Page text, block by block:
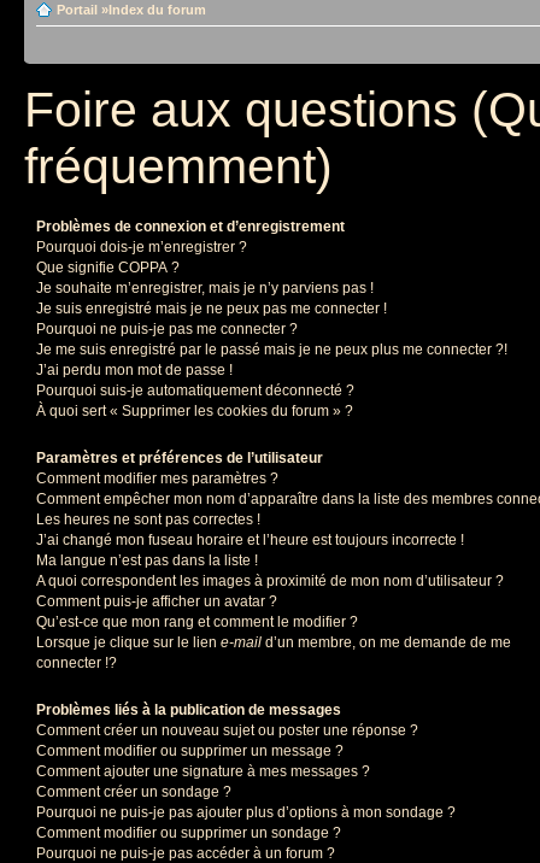
Portail »Index du forum
Foire aux questions
fréquemment)
Problèmes de connexion et d’enregistrement
Pourquoi dois-je m’enregistrer ?
Que signifie COPPA ?
Je souhaite m’enregistrer, mais je n’y parviens pas !
Je suis enregistré mais je ne peux pas me connecter !
Pourquoi ne puis-je pas me connecter ?
Je me suis enregistré par le passé mais je ne peux plus me connecter ?!
J’ai perdu mon mot de passe !
Pourquoi suis-je automatiquement déconnecté ?
À quoi sert « Supprimer les cookies du forum » ?
Paramètres et préférences de l’utilisateur
Comment modifier mes paramètres ?
Comment empêcher mon nom d’apparaître dans la liste des membres
Les heures ne sont pas correctes !
J’ai changé mon fuseau horaire et l’heure est toujours incorrecte !
Ma langue n’est pas dans la liste !
A quoi correspondent les images à proximité de mon nom d’utilisateur ?
Comment puis-je afficher un avatar ?
Qu’est-ce que mon rang et comment le modifier ?
Lorsque je clique sur le lien e-mail d’un membre, on me demande de me
connecter !?
Problèmes liés à la publication de messages
Comment créer un nouveau sujet ou poster une réponse ?
Comment modifier ou supprimer un message ?
Comment ajouter une signature à mes messages ?
Comment créer un sondage ?
Pourquoi ne puis-je pas ajouter plus d’options à mon sondage ?
Comment modifier ou supprimer un sondage ?
Pourquoi ne puis-je pas accéder à un forum ?